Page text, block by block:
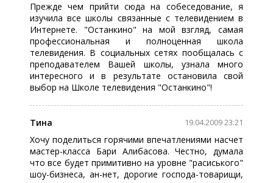
Прежде чем прийти сюда на собеседование, я
изучила все школы связанные с телевидением в
Интернете. "Останкино" на мой взгляд, самая
профессиональная и полноценная школа
телевидения. В социальных сетях пообщалась с
преподавателем Вашей школы, узнала много
интересного и в результате остановила свой
выбор на Школе телевидения "Останкино"!
19.04.2009 23:21
Тина
Хочу поделиться горячими впечатлениями насчет
мастер-класса Бари Алибасова. Честно, думала
что все будет примитивно на уровне "расиського"
шоу-бизнеса, ан-нет, дорогие господа-товарищи,